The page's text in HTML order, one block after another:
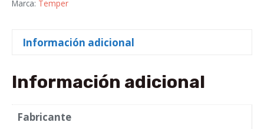
Marca: Temper
Información adicional
Información adicional
Fabricante